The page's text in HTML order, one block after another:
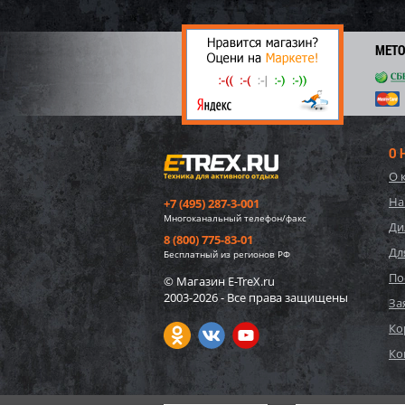
62
3
1
+7 (495) 287-3-001
Многоканальный телефон/факс
8 (800) 775-83-01
Бесплатный из регионов РФ
© Магазин E-TreX.ru
2003-2026 - Все права защищены
О
О